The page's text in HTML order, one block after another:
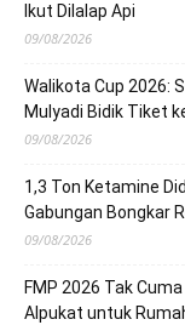
Ikut Dilalap Api
09/08/2026
Walikota Cup 2026:
Mulyadi Bidik Tiket
09/08/2026
1,3 Ton Ketamine
Gabungan Bongkar
09/08/2026
FMP 2026 Tak
Alpukat untuk